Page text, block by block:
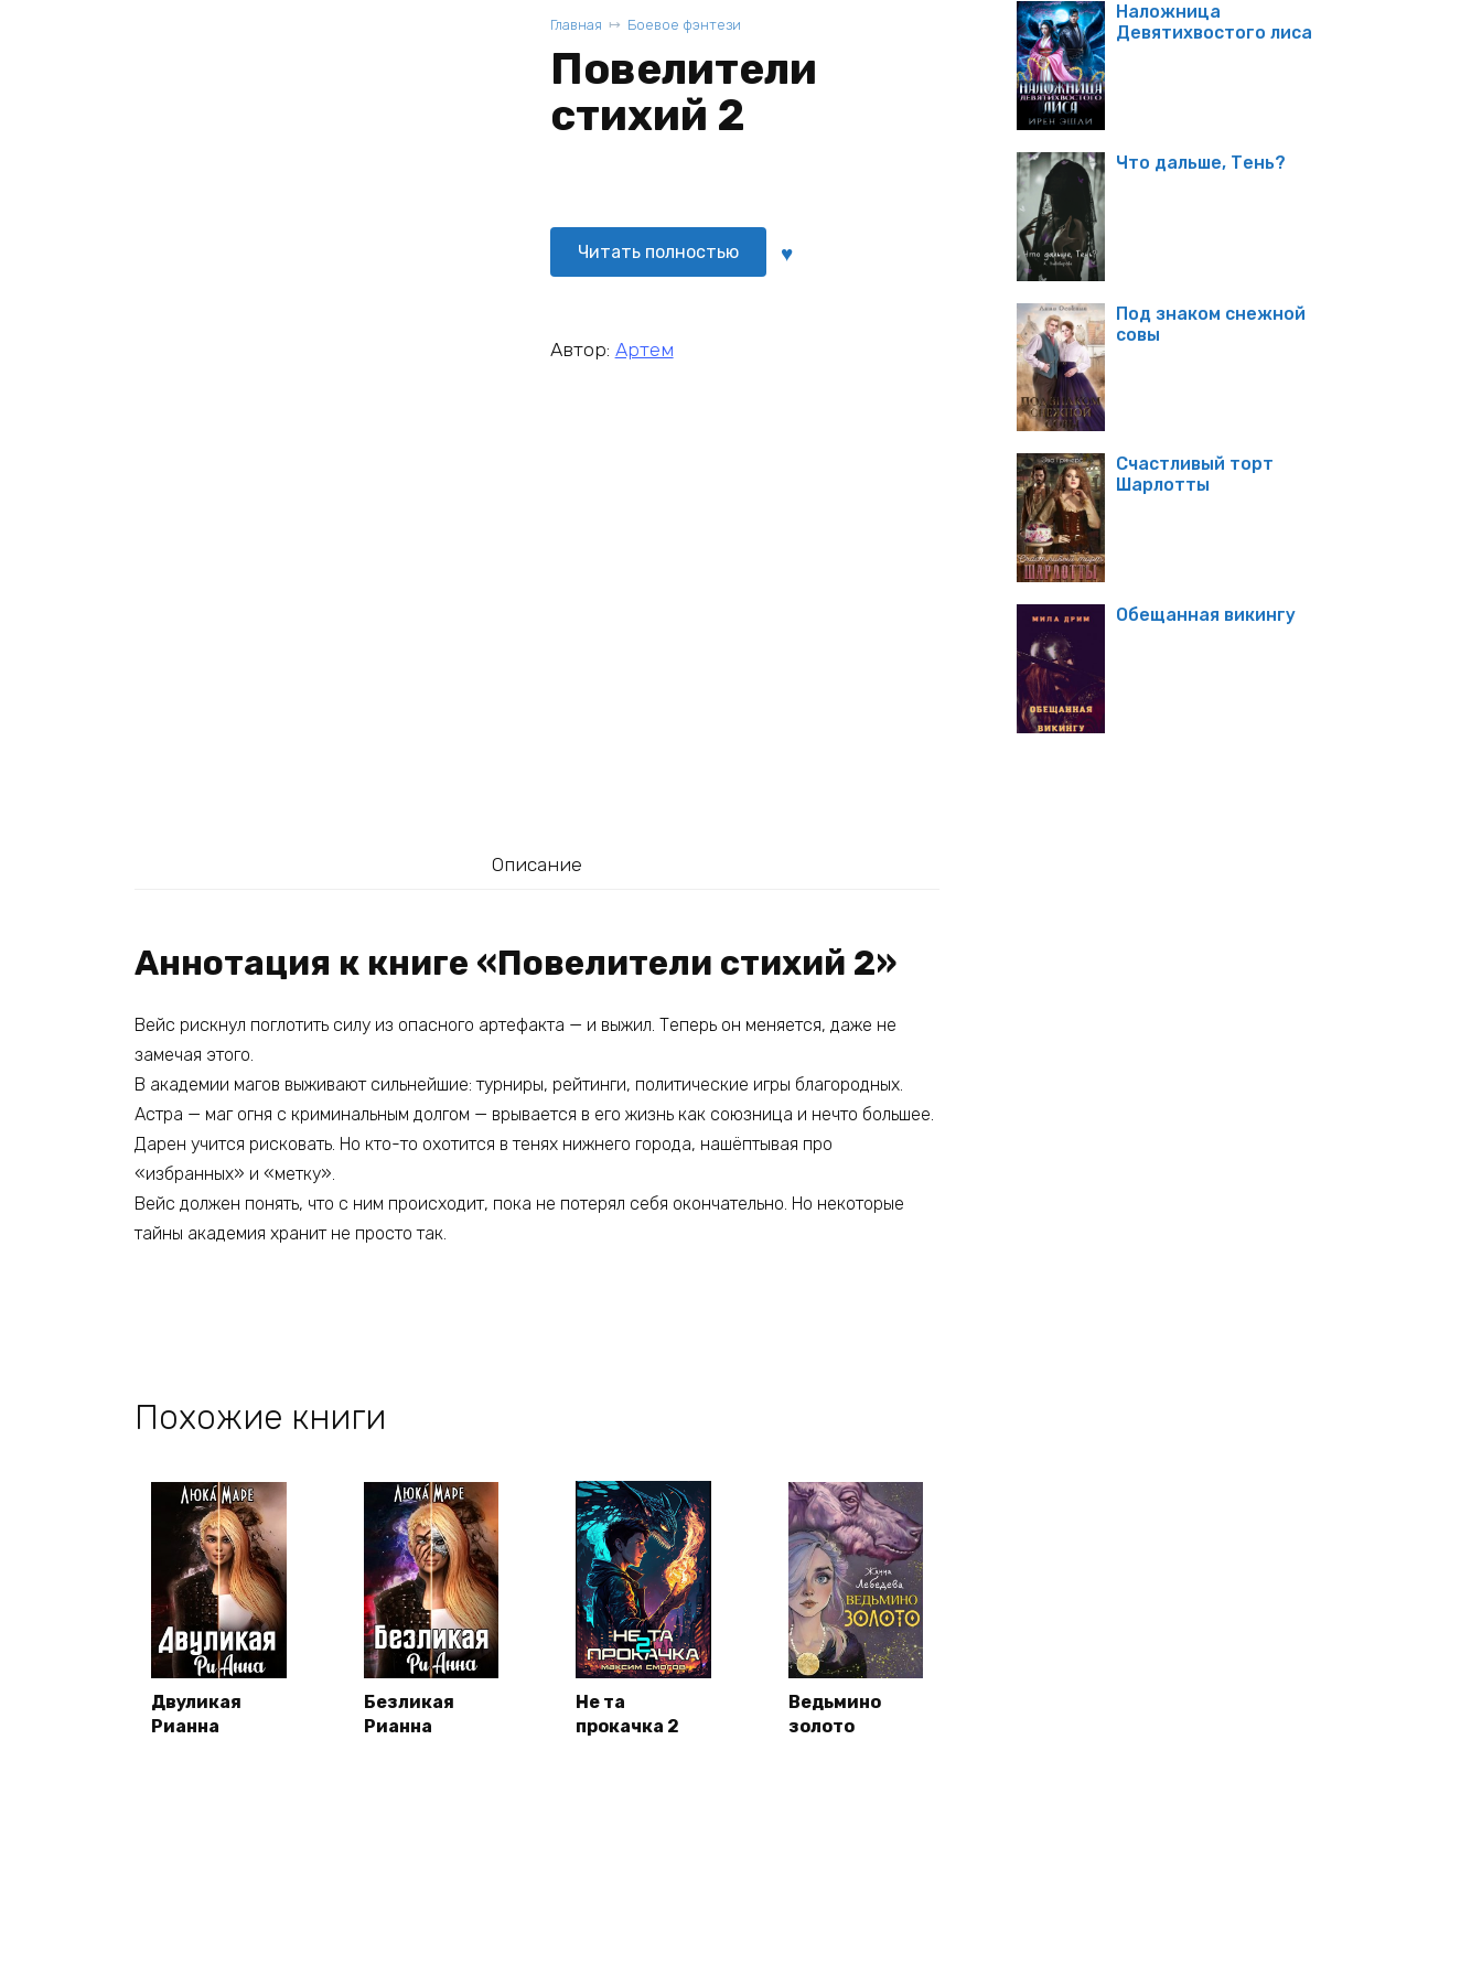
Главная Боевое фэнтези
Повелители
стихий 2
Читать полностью
Автор: Артем
Описание
Аннотация к книге «Повелители стихий 2»
Вейс рискнул поглотить силу из опасного артефакта — и выжил. Теперь он меняется, даже не
замечая этого.
В академии магов выживают сильнейшие: турниры, рейтинги, политические игры благородных.
Астра — маг огня с криминальным долгом — врывается в его жизнь как союзница и нечто большее.
Дарен учится рисковать. Но кто-то охотится в тенях нижнего города, нашёптывая про
«избранных» и «метку».
Вейс должен понять, что с ним происходит, пока не потерял себя окончательно. Но некоторые
тайны академия хранит не просто так.
Похожие книги
Двуликая
Рианна
Безликая
Рианна
Не та
прокачка 2
Ведьмино
золото
Наложница
Девятихвостого лиса
Что дальше, Тень?
Под знаком снежной
совы
Счастливый торт
Шарлотты
Обещанная викингу